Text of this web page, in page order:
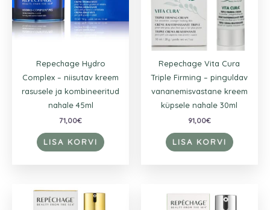
Repechage Hydro
Complex – niisutav kreem
rasusele ja kombineeritud
nahale 45ml
71,00€
LISA KORVI
Repechage Vita Cura
Triple Firming – pinguldav
vananemisvastane kreem
küpsele nahale 30ml
91,00€
LISA KORVI